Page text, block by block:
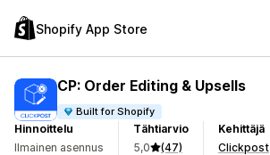
Shopify App Store
CP: Order Editing & Upsells
Built for Shopify
Hinnoittelu
Ilmainen asennus
Tähtiarvio
5,0
(47)
Kehittäjä
Clickpost